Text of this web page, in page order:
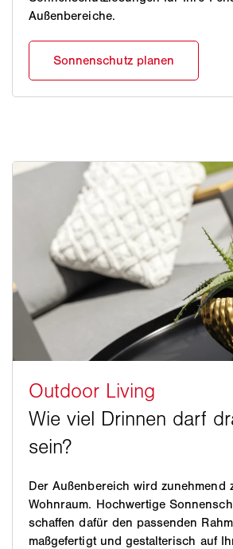
Außenbereiche.
Der Außenbereich wird zunehmend
Wohnraum. Hochwertige
schaffen dafür den passenden
maßgefertigt und gestalterisch auf